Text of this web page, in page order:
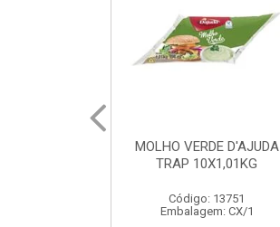
FRUTAS CRISTALIZADAS
CX 10KG
Código: 1785
Embalagem: KG/10